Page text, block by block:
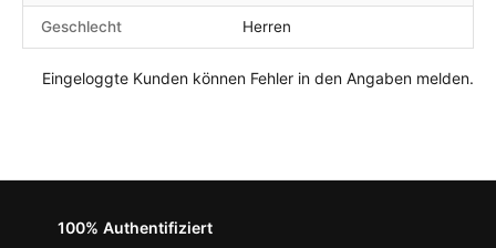
Geschlecht Herren
Eingeloggte Kunden können Fehler in den Angaben melden.
100% Authentifiziert